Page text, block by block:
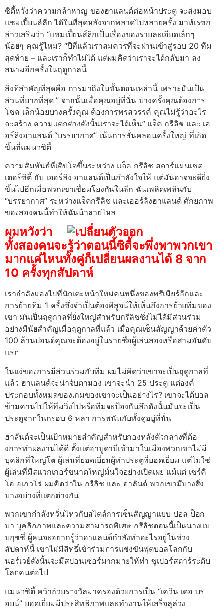
ซิตี้หวังว่าความกล้าหาญ ของฮาแลนด์ต่อหน้าประตู จะส่งมอบ
แชมเปี้ยนส์ลีก ได้ในที่สุดหลังจากพลาดไปหลายครั้ง มาห์เรซก
ล่าวเสริมว่า “แชมเปี้ยนส์ลีกเป็นเรื่องของรายละเอียดเล็กๆ
น้อยๆ คุณรู้ไหม? “ปีที่แล้วเราสมควรที่จะผ่านเข้าสู่รอบ 20 ทีม
สุดท้าย – และเราก็ทําไม่ได้ แต่ผมคิดว่าเราจะได้กลับมา ลง
สนามอีกครั้งในฤดูกาลนี้
สิ่งที่สําคัญที่สุดคือ การมาถึงในขั้นตอนเหล่านี้ เพราะมันเป็น
ส่วนที่ยากที่สุด ” จากนั้นเมื่อคุณอยู่ที่นั่น บางครั้งคุณต้องการ
โชค เล็กน้อยบางครั้งคุณ ต้องการพรสวรรค์ คุณไม่รู้ว่าอะไร
จะสร้าง ความแตกต่างดังนั้นเราจะได้เห็น” แจ็ค กรีลิช และ เอ
อร์ลิงฮาแลนด์ “บรรยากาศ” เน้นการสั่นคลอนครั้งใหญ่ ที่เกิด
ขึ้นที่แมนฯซิตี้
ความสัมพันธ์ที่เติบโตขึ้นระหว่าง แจ็ค กรีลิช สตาร์แมนเชส
เตอร์ซิตี้ กับ เออร์ลิง ฮาแลนด์เป็นกําลังใจให้ แต่มันอาจจะดียิ่ง
ขึ้นไปอีกเมื่อพวกเขาเชื่อมโยงกันในลีก ฉันเพลิดเพลินกับ
“บรรยากาศ” ระหว่างแจ็คกรีลิช และเออร์ลิงฮาแลนด์ ศักยภาพ
ของสองคนนี้ทําให้ฉันน้ําลายไหล
ผมหวังว่า
ทั้งสองคนจะรู้ว่าตอนนี้ซิตี้จะพึ่งพาพวกเขา
มากแค่ไหนทั้งคู่ก็เปลี่ยนผลงานได้ 8 จาก
10 ครั้งทุกสัปดาห์
เรากําลังมองไปที่นักเตะหน้าใหม่คนหนึ่งของพรีเมียร์ลีกและ
การย้ายทีม 1 ครั้งซึ่งจําเป็นต้องพิสูจน์ให้เห็นถึงการย้ายทีมของ
เขา มันเป็นฤดูกาลที่ยิ่งใหญ่สําหรับกรีลิชซึ่งไม่ได้มีส่วนร่วม
อย่างมีนัยสําคัญเมื่อฤดูกาลที่แล้ว เมื่อคุณเซ็นสัญญาด้วยค่าตัว
100 ล้านปอนด์คุณจะต้องอยู่ในรายชื่อผู้เล่นสองหรือสามอันดับ
แรก
ในแง่ของการมีส่วนร่วมกับทีม ผมไม่คิดว่าเขาจะเป็นฤดูกาลที่
แล้ว ฮาแลนด์จะน่าจับตามอง เขาจะนํา 25 ประตู แต่องค์
ประกอบทั้งหมดของเกมของเขาจะเป็นอย่างไร? เขาจะได้บอล
ข้ามคานไปให้ทีมวิ่งไปหรือทีมจะป้องกันลึกดังนั้นมันจะเป็น
ประตูจากในกรอบ 6 หลา การพนันกับทั้งคู่อยู่ที่นั่น
ฮาลันด์จะเป็นเป้าหมายสําคัญสําหรับกองหลังตัวกลางที่ต้อ
งการทําผลงานได้ดี ตั้งแต่อาบูดาบีเข้ามาในเมืองพวกเขาไม่มี
บุคลิกที่ใหญ่โต ผู้เล่นที่ยอดเยี่ยมผู้ทําประตูที่ยอดเยี่ยม แต่ไม่ใช่
ผู้เล่นที่มีสแวกเกอร์ขนาดใหญ่มั่นใจอย่างเปิดเผย แม้แต่ เซร์คิ
โอ อเกวโร่ ผมคิดว่าใน กรีลิช และ ฮาลันด์ พวกเขามีบางสิ่ง
บางอย่างที่แตกต่างกัน
พวกเขากําลังหวั่นไหวกับสไตล์การเซ็นสัญญาแบบ ปอล ป็อก
บา บุคลิกภาพและความสามารถพิเศษ กรีลิชตอนนี้เป็นนางแบ
บกุชชี่ ผู้คนจะอยากรู้ว่าฮาแลนด์กําลังทําอะไรอยู่ในช่วง
สัปดาห์นี้ เขาไม่มีสิทธิ์เข้าร่วมการแข่งขันฟุตบอลโลกกับ
นอร์เวย์ดังนั้นจะมีสปอนเซอร์มากมายให้ทํา ซูเปอร์สตาร์ระดับ
โลกคนต่อไป
แมนฯซิตี้ คว้าถ้วยรางวัลมาครองด้วยการเป็น “เควิน เดอ บร
อยน์” ยอดเยี่ยมมีประสิทธิภาพและทํางานให้เสร็จลุล่วง